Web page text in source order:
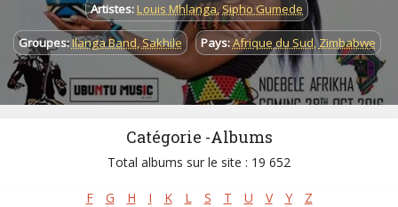
Artistes: Louis Mhlanga,Sipho Gumede
Groupes:Ilanga Band,Sakhile Pays:Afrique du Sud,Zimbabwe
Catégorie -Albums
Total albums sur le site : 19 652
F G H I K L S T U V Y Z